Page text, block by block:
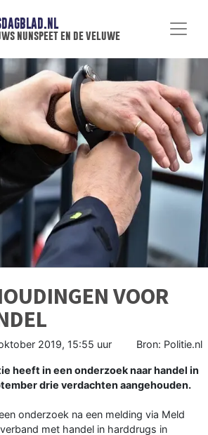
nunspeet en de veluwe
VOOR
2019, 15:55 uur Bron: Politie.nl
heeft in een onderzoek naar handel in
drie verdachten aangehouden.
onderzoek na een melding via Meld
met handel in harddrugs in